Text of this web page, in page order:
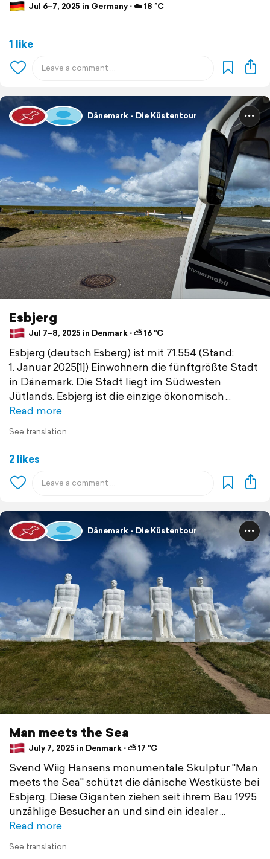
Jul 6–7, 2025 in Germany ⋅ ☁️ 18 °C
1 like
Dänemark - Die Küstentour
Esbjerg
Jul 7–8, 2025 in Denmark ⋅ ⛅ 16 °C
Esbjerg (deutsch Esberg) ist mit 71.554 (Stand:
1. Januar 2025[1]) Einwohnern die fünftgrößte Stadt
in Dänemark. Die Stadt liegt im Südwesten
Jütlands. Esbjerg ist die einzige ökonomisch
Read more
See translation
2 likes
Dänemark - Die Küstentour
Man meets the Sea
July 7, 2025 in Denmark ⋅ ⛅ 17 °C
Svend Wiig Hansens monumentale Skulptur "Man
meets the Sea" schützt die dänische Westküste bei
Esbjerg. Diese Giganten ziehen seit ihrem Bau 1995
unzählige Besucher an und sind ein idealer
Read more
See translation